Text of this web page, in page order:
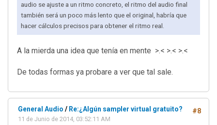
audio se ajuste a un ritmo concreto, el ritmo del audio final
también será un poco más lento que el original, habría que
hacer cálculos precisos para obtener el ritmo real.
A la mierda una idea que tenía en mente >.< >.< >.<
De todas formas ya probare a ver que tal sale.
#8
General Audio / Re:¿Algún sampler virtual gratuito?
11 de Junio de 2014, 03:52:11 AM